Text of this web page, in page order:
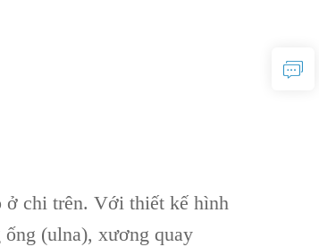
ở chi trên. Với thiết kế hình
(ulna), xương quay